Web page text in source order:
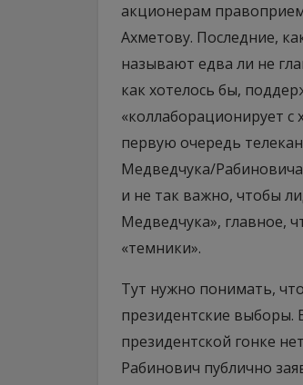
акционерам
Ахметову. Последние,
называют едва ли не
как хотелось бы,
«коллаборационирует с
первую очередь
Медведчука/
и не так важно, чтобы
Медведчука», главное,
«темники».
Тут нужно понимать,
президентские выборы.
президентской гонке
Рабинович публично